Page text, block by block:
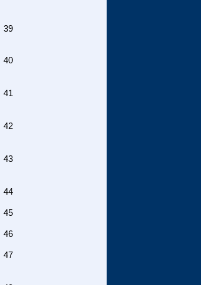
39
40
41
42
43
44
45
46
47